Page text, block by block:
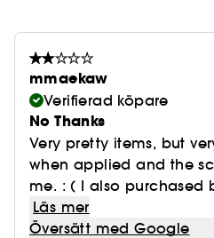
mmaekaw
Verifierad köpare
No Thanks
Very pretty items, but
when applied and the
me. : ( I also purchased
Läs mer
Översätt med Google